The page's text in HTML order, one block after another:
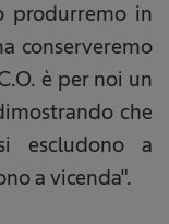
produrremo in
conserveremo
è per noi un
che
escludono a
a vicenda".